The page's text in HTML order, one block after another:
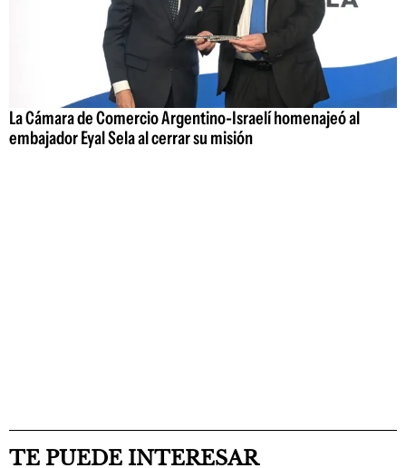
La Cámara de Comercio Argentino-Israelí homenajeó al
embajador Eyal Sela al cerrar su misión
TE PUEDE INTERESAR